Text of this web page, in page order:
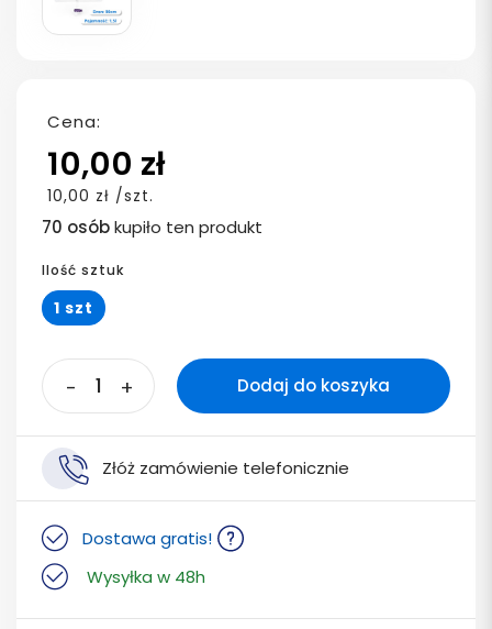
Cena:
10,00 zł
10,00 zł /szt.
70 osóbkupiło ten produkt
Ilość sztuk
1 szt
- + Dodaj do koszyka
Złóż zamówienie telefonicznie
Dostawa gratis!
Wysyłka w 48h